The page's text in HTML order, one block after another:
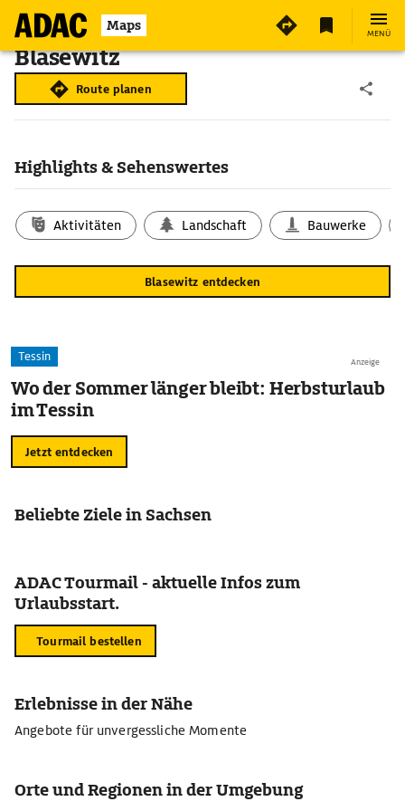
Maps MENÜ
Blasewitz
Route planen
Highlights & Sehenswertes
Aktivitäten Landschaft Bauwerke
Blasewitz entdecken
Anzeige
Tessin
Wo der Sommer länger bleibt: Herbsturlaub
im Tessin
Jetzt entdecken
Beliebte Ziele in Sachsen
ADAC Tourmail - aktuelle Infos zum
Urlaubsstart.
Tourmail bestellen
Erlebnisse in der Nähe
Angebote für unvergessliche Momente
Orte und Regionen in der Umgebung